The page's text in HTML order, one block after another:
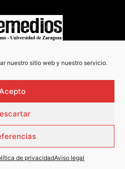
nuestro sitio web y nuestro servicio.
Acepto
de privacidadAviso legal
DE PRIVACIDAD